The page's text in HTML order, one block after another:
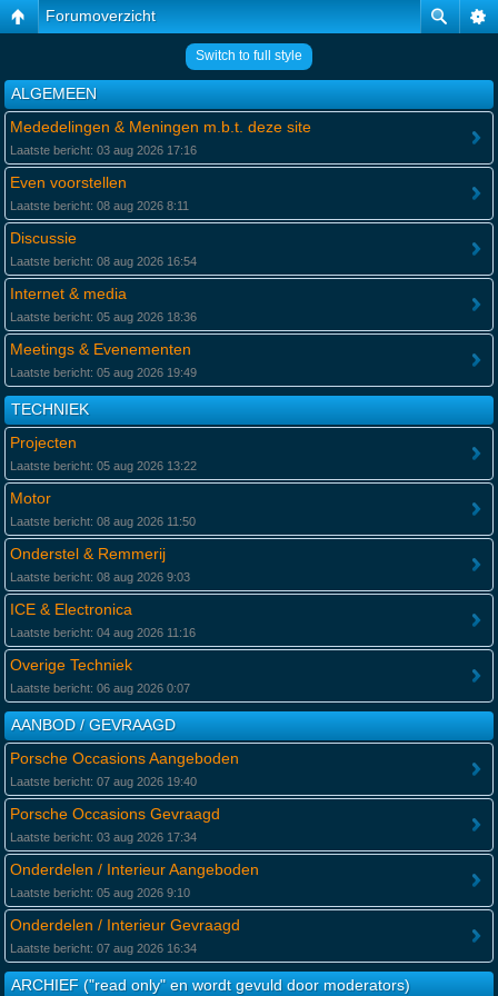
Forumoverzicht
Switch to full style
ALGEMEEN
Mededelingen & Meningen m.b.t. deze site
Laatste bericht: 03 aug 2026 17:16
Even voorstellen
Laatste bericht: 08 aug 2026 8:11
Discussie
Laatste bericht: 08 aug 2026 16:54
Internet & media
Laatste bericht: 05 aug 2026 18:36
Meetings & Evenementen
Laatste bericht: 05 aug 2026 19:49
TECHNIEK
Projecten
Laatste bericht: 05 aug 2026 13:22
Motor
Laatste bericht: 08 aug 2026 11:50
Onderstel & Remmerij
Laatste bericht: 08 aug 2026 9:03
ICE & Electronica
Laatste bericht: 04 aug 2026 11:16
Overige Techniek
Laatste bericht: 06 aug 2026 0:07
AANBOD / GEVRAAGD
Porsche Occasions Aangeboden
Laatste bericht: 07 aug 2026 19:40
Porsche Occasions Gevraagd
Laatste bericht: 03 aug 2026 17:34
Onderdelen / Interieur Aangeboden
Laatste bericht: 05 aug 2026 9:10
Onderdelen / Interieur Gevraagd
Laatste bericht: 07 aug 2026 16:34
ARCHIEF ("read only" en wordt gevuld door moderators)